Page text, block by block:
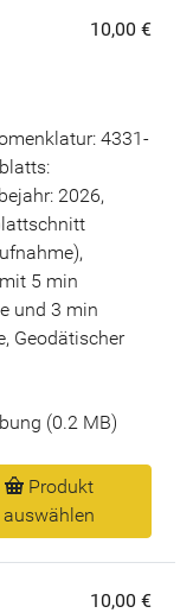
10,00 €
4331-
2026,
5 min
und 3 min
Geodätischer
(0.2 MB)
Produkt
auswählen
10,00 €